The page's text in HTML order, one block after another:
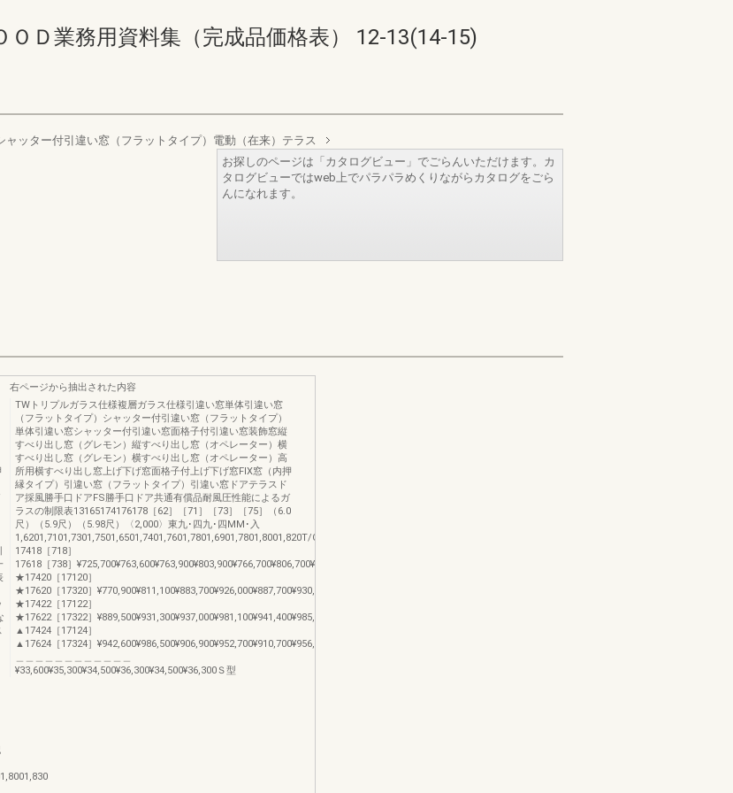
Ｄ業務用資料集（完成品価格表） 12-13(14-15)
ャッター付引違い窓（フラットタイプ）電動（在来）テラス
お探しのページは「カタログビュー」でごらんいただけます。カ
タログビューではweb上でパラパラめくりながらカタログをごら
んになれます。
右ページから抽出された内容
TWトリプルガラス仕様複層ガラス仕様引違い窓単体引違い窓
（フラットタイプ）シャッター付引違い窓（フラットタイプ）
単体引違い窓シャッター付引違い窓面格子付引違い窓装飾窓縦
すべり出し窓（グレモン）縦すべり出し窓（オペレーター）横
すべり出し窓（グレモン）横すべり出し窓（オペレーター）高
所用横すべり出し窓上げ下げ窓面格子付上げ下げ窓FIX窓（内押
縁タイプ）引違い窓（フラットタイプ）引違い窓ドアテラスド
ア採風勝手口ドアFS勝手口ドア共通有償品耐風圧性能によるガ
ラスの制限表13165174176178［62］［71］［73］［75］（6.0
尺）（5.9尺）（5.98尺）〈2,000〉東九･四九･四MM･入
1,6201,7101,7301,7501,6501,7401,7601,7801,6901,7801,8001,820T/G/K/D/WHT/G/K/D/WHT/G/K/D/WHT/G/K/D/WH16518［628］
17418［718］
17618［738］
★17420［17120］
★17620［17320］
★17422［17122］
★17622［17322］
▲17424［17124］
▲17624［17324］¥942,600¥986,500¥906,900¥952,700¥910,700¥956,500¥1,090,000¥1,133,900¥1,062,700¥1,108,500¥1,068,500¥1,114,300
¥33,600¥35,300¥34,500¥36,300¥34,500¥36,300Ｓ型